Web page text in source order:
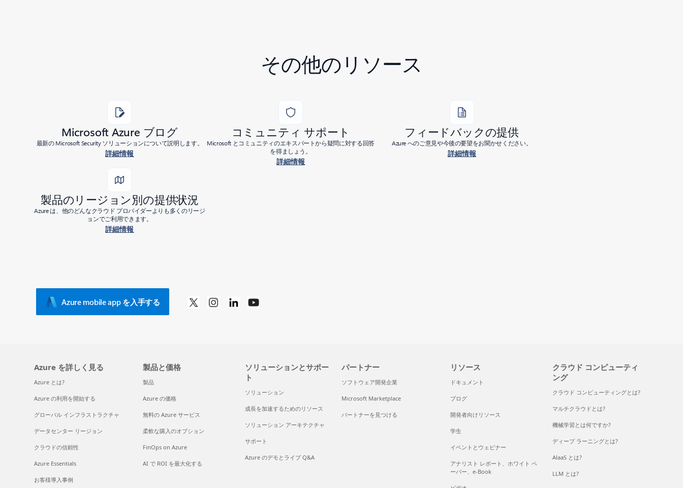
その他のリソース
Microsoft Azure ブログ
最新の Microsoft Security ソリューションについて説明します。
詳細情報
コミュニティ サポート
Microsoft とコミュニティのエキスパートから疑問に対する回答
を得ましょう。
詳細情報
フィードバックの提供
Azure へのご意見や今後の要望をお聞かせください。
詳細情報
製品のリージョン別の提供状況
Azure は、他のどんなクラウド プロバイダーよりも多くのリージ
ョンでご利用できます。
詳細情報
Azure mobile app を入手する
Azure を詳しく見る
Azure とは?
Azure の利用を開始する
グローバル インフラストラクチャ
データセンター リージョン
クラウドの信頼性
Azure Essentials
お客様導入事例
製品と価格
製品
Azure の価格
無料の Azure サービス
柔軟な購入のオプション
FinOps on Azure
AI で ROI を最大化する
ソリューションとサポー
ト
ソリューション
成長を加速するためのリソース
ソリューション アーキテクチャ
サポート
Azure のデモとライブ Q&A
パートナー
ソフトウェア開発企業
Microsoft Marketplace
パートナーを見つける
リソース
ドキュメント
ブログ
開発者向けリソース
学生
イベントとウェビナー
アナリスト レポート、ホワイト ペ
ーパー、e-Book
クラウド コンピューティ
ング
クラウド コンピューティングとは?
マルチクラウドとは?
機械学習とは何ですか?
ディープ ラーニングとは?
AlaaS とは?
LLM とは?